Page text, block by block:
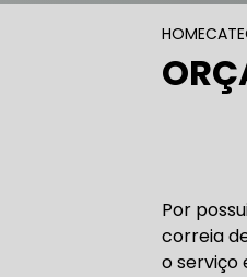
HOME
Por
correia
o serviço